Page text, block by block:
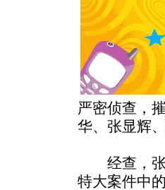
严密侦查，
华、张显辉
经查，张
特大案件中